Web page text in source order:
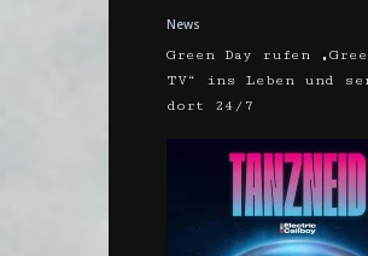
News
Green Day rufen
TV“ ins Leben und
dort 24/7